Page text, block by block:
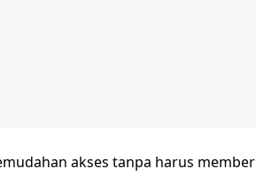
akses tanpa harus